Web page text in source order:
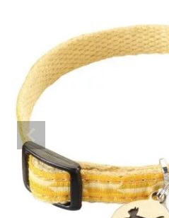
ブランド別に探す
目的別に探す
ご利用案内
ACCOUNT MENU
ようこそ ゲスト 様